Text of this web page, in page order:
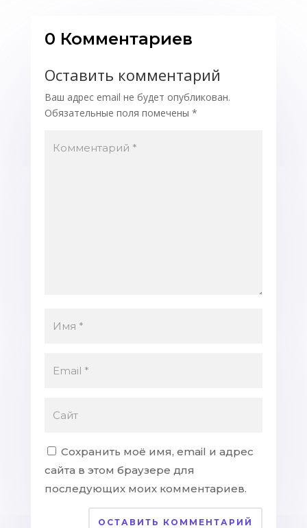
0 Комментариев
Оставить комментарий
Ваш адрес email не будет опубликован.
Обязательные поля помечены *
Сохранить моё имя, email и адрес
сайта в этом браузере для
последующих моих комментариев.
ОСТАВИТЬ КОММЕНТАРИЙ